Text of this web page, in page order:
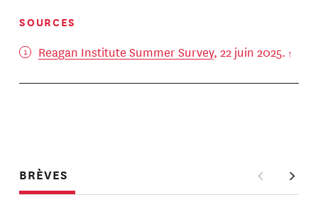
SOURCES
Reagan Institute Summer Survey, 22 juin 2025.
BRÈVES